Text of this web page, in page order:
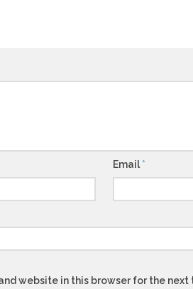
Email*
website in this browser for the next